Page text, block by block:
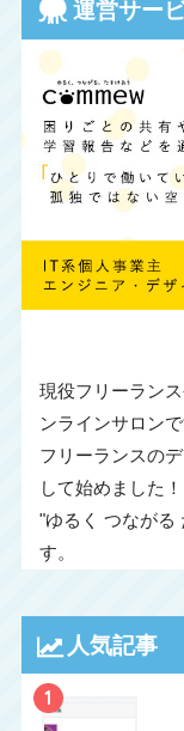
運営サー
現役フリーラン
ンラインサロンで
フリーランスの
して始めました！
"ゆるく つながる
す。
人気記事
1